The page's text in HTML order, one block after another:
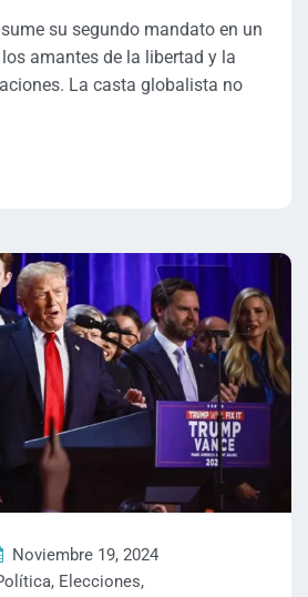
su segundo mandato en un
amantes de la libertad y la
La casta globalista no
Noviembre 19, 2024
, Elecciones,